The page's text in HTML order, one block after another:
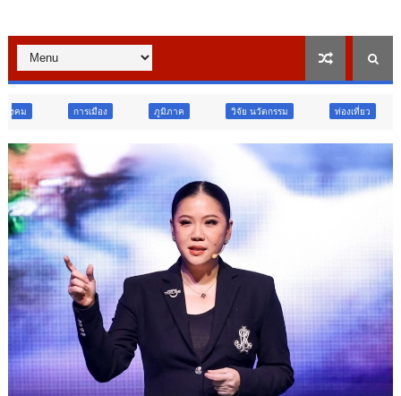
ภูมิภาค วิจัย นวัตกรรม ท่องเที่ยว ภูมิภาค